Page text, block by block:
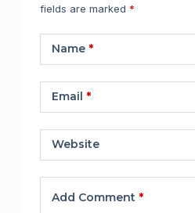
fields are marked *
Name*
Email *
Website
Add Comment *